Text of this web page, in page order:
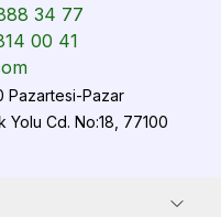
34 77
00 41
Pazartesi-Pazar
Yolu Cd. No:18, 77100